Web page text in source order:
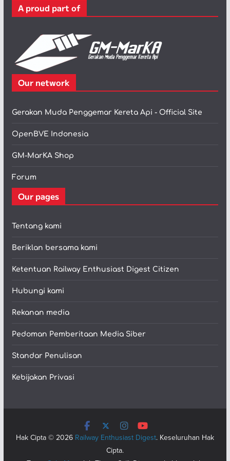
A proud part of
Our network
Gerakan Muda Penggemar Kereta Api - Official Site
OpenBVE Indonesia
GM-MarKA Shop
Forum
Our pages
Tentang kami
Beriklan bersama kami
Ketentuan Railway Enthusiast Digest Citizen
Hubungi kami
Rekanan media
Pedoman Pemberitaan Media Siber
Standar Penulisan
Kebijakan Privasi
Hak Cipta © 2026 Railway Enthusiast Digest. Keseluruhan Hak
Cipta.